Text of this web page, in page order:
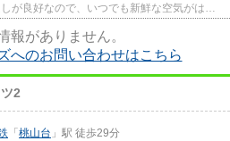
が良好なので、いつでも新鮮な空気がはい
報がありません。
へのお問い合わせはこちら
2
「 桃山台 」駅 徒歩29分